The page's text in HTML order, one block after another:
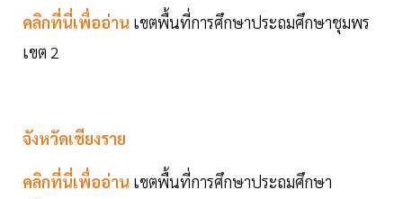
คลิกที่นี่เพื่ออ่าน เขตพื้นที่การศึกษาประถมศึกษาชุมพร
เขต 2
จังหวัดเชียงราย
คลิกที่นี่เพื่ออ่าน เขตพื้นที่การศึกษาประถมศึกษา